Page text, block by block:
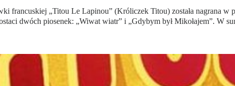
francuskiej „Titou Le Lapinou” (Króliczek Titou) została nagrana
dwóch piosenek: „Wiwat wiatr” i „Gdybym był Mikołajem”. W